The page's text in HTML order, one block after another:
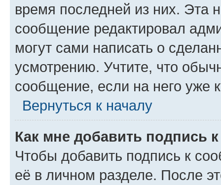
время последней из них. Эта
сообщение редактировал
могут сами написать о
усмотрению. Учтите, что
сообщение, если на него уже
Вернуться к началу
Как мне добавить подпись
Чтобы добавить подпись к
её в личном разделе. После